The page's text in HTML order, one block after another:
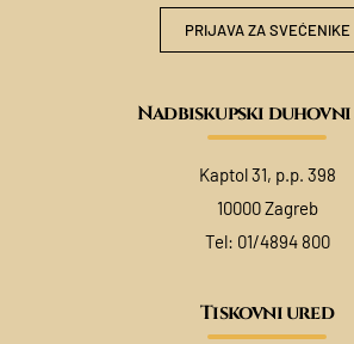
PRIJAVA ZA SVEĆENIKE
Nadbiskupski
Kaptol 31, p.p. 398
10000 Zagreb
Tel: 01/4894 800
Tiskovni ured